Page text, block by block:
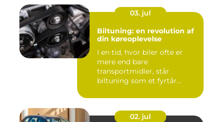
03. jul
Biltuning: en revolution af
din køreoplevelse
I en tid, hvor biler ofte er
mere end bare
transportmidler, står
biltuning som et fyrtår...
02. jul